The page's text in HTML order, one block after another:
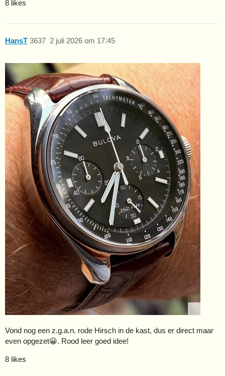
8 likes
HansT 2 juli 2026 om 17:45
3637
Vond nog een z.g.a.n. rode Hirsch in de kast, dus er direct maar
even opgezet😀. Rood leer goed idee!
8 likes